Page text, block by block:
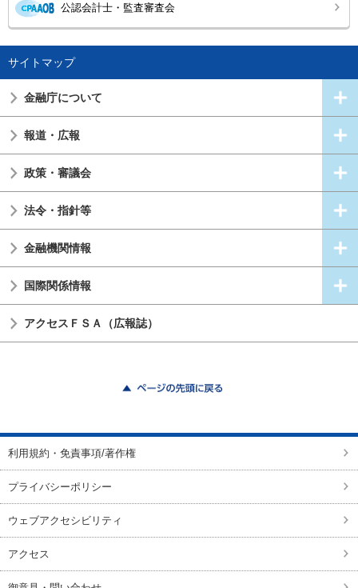
公認会計士・監査審査会
サイトマップ
金融庁について
報道・広報
政策・審議会
法令・指針等
金融機関情報
国際関係情報
アクセスＦＳＡ（広報誌）
利用規約・免責事項/著作権
プライバシーポリシー
ウェブアクセシビリティ
アクセス